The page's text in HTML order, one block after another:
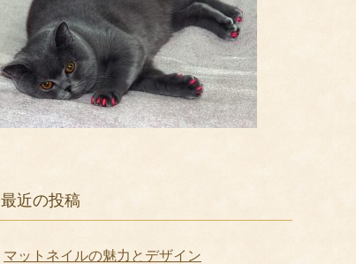
最近の投稿
マットネイルの魅力とデザイン